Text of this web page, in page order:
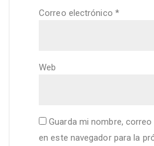
Correo electrónico *
Web
Guarda mi nombre,
en este navegador para la